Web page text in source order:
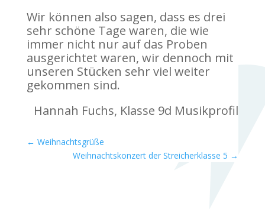
Wir können also sagen, dass es drei
sehr schöne Tage waren, die wie
immer nicht nur auf das Proben
ausgerichtet waren, wir dennoch mit
unseren Stücken sehr viel weiter
gekommen sind.
Hannah Fuchs, Klasse 9d Musikprofil
← Weihnachtsgrüße
Weihnachtskonzert der Streicherklasse 5 →